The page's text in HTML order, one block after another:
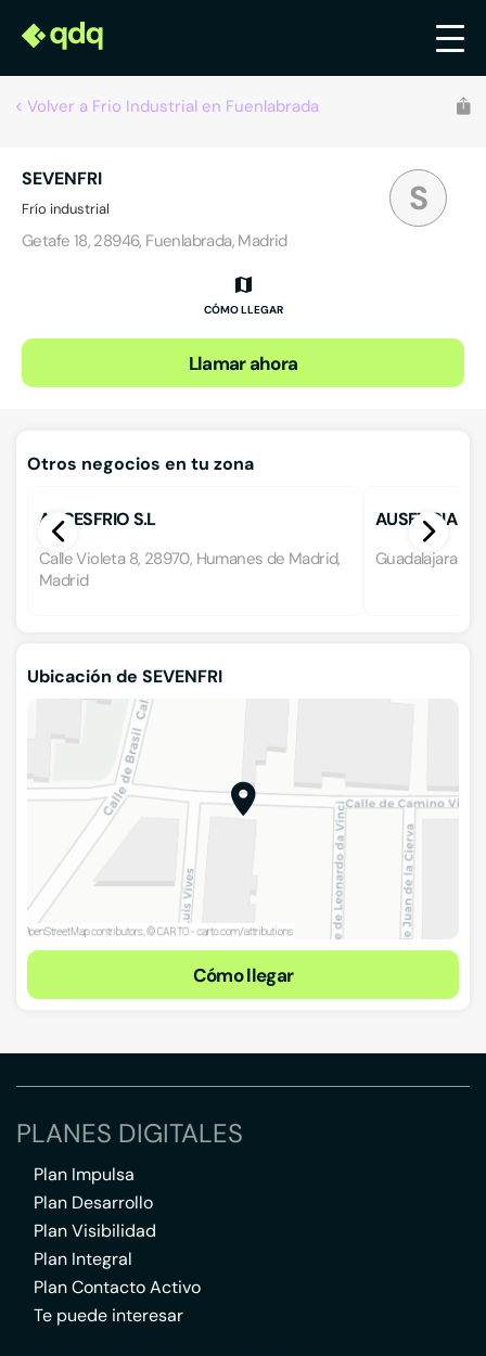
Volver a Frio Industrial en Fuenlabrada
S
SEVENFRI
Frío industrial
Getafe 18, 28946, Fuenlabrada, Madrid
CÓMO LLEGAR
Llamar ahora
Otros negocios en tu zona
ACCESFRIO S.L
Calle Violeta 8, 28970, Humanes de Madrid,
Madrid
AUSENCIA DE
Guadalajara 8,
Ubicación de SEVENFRI
Cómo llegar
PLANES DIGITALES
Plan Impulsa
Plan Desarrollo
Plan Visibilidad
Plan Integral
Plan Contacto Activo
Te puede interesar